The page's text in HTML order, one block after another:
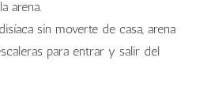
arena.
sin moverte de casa, arena
para entrar y salir del